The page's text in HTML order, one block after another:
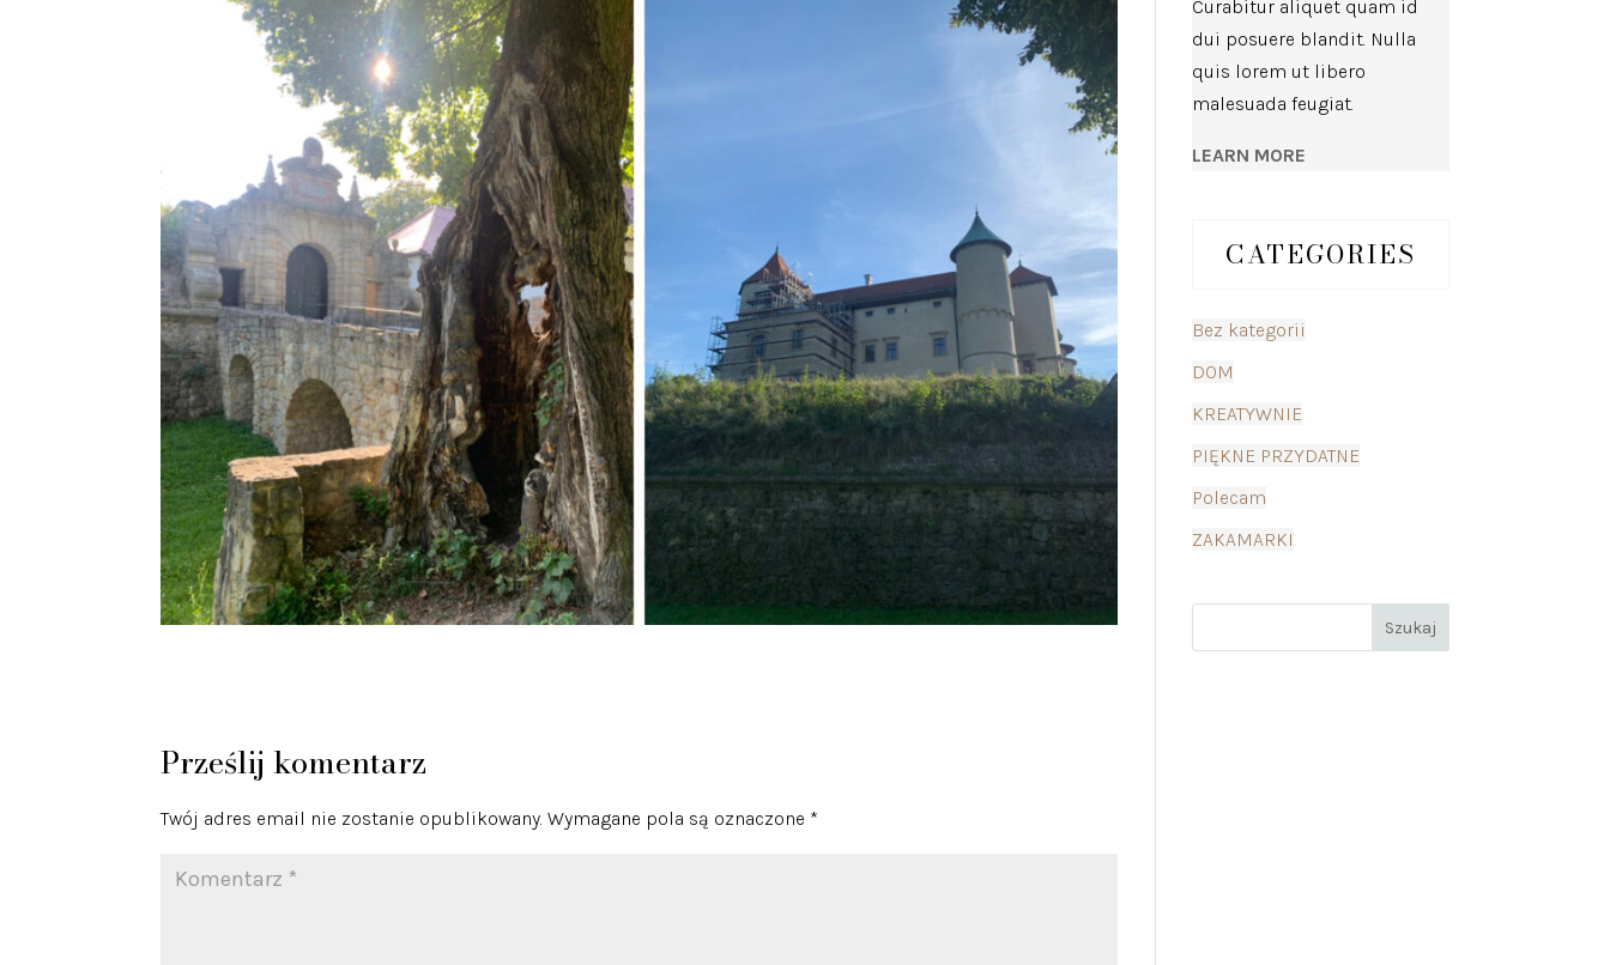
Prześlij komentarz
Twój adres email nie zostanie opublikowany. Wymagane pola są oznaczone *
Curabitur aliquet quam id
dui posuere blandit. Nulla
quis lorem ut libero
malesuada feugiat.
LEARN MORE
CATEGORIES
Bez kategorii
DOM
KREATYWNIE
PIĘKNE PRZYDATNE
Polecam
ZAKAMARKI